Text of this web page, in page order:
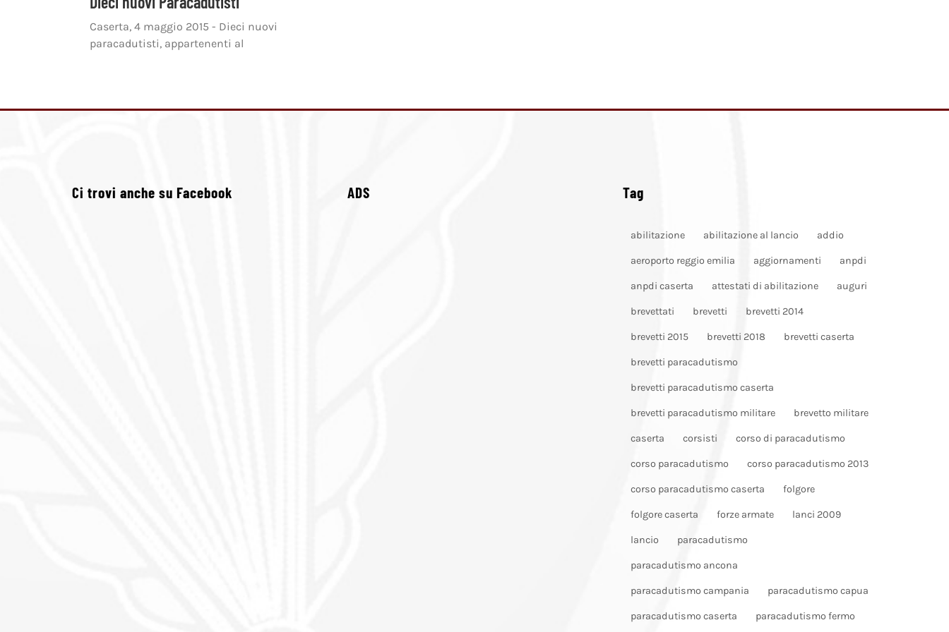
Caserta, 4 maggio 2015 - Dieci nuovi
paracadutisti, appartenenti al
Ci trovi anche su Facebook ADS Tag
abilitazione abilitazione al lancio addio
aeroporto reggio emilia aggiornamenti anpdi
anpdi caserta attestati di abilitazione auguri
brevettati brevetti brevetti 2014
brevetti 2015 brevetti 2018 brevetti caserta
brevetti paracadutismo
brevetti paracadutismo caserta
brevetti paracadutismo militare brevetto militare
caserta corsisti corso di paracadutismo
corso paracadutismo corso paracadutismo 2013
corso paracadutismo caserta folgore
folgore caserta forze armate lanci 2009
lancio paracadutismo
paracadutismo ancona
paracadutismo campania paracadutismo capua
paracadutismo caserta paracadutismo fermo